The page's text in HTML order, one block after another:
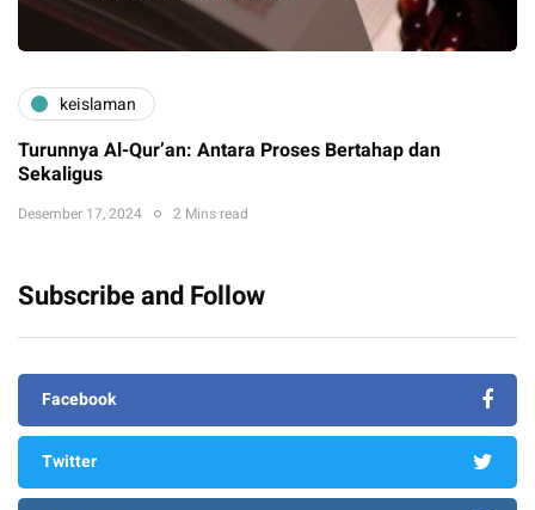
keislaman
Turunnya Al-Qur’an: Antara Proses Bertahap dan
Sekaligus
Desember 17, 2024 2 Mins read
Subscribe and Follow
Facebook
Twitter